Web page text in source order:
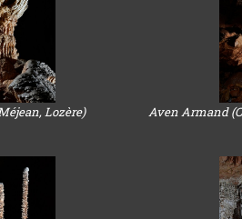
Lozère) Aven Armand